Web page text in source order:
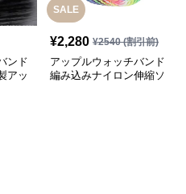
ンド
アッ
SALE
¥2,280 ¥2540(割引前)
アップルウォッチバンド
編み込みナイロン伸縮ソ